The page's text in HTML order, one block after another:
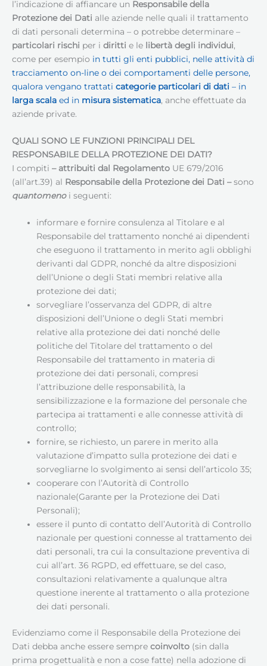
l’indicazione di affiancare un Responsabile della
Protezione dei Dati alle aziende nelle quali il trattamento
di dati personali determina – o potrebbe determinare –
particolari rischi per i diritti e le libertà degli individui,
come per esempio in tutti gli enti pubblici, nelle attività di
tracciamento on-line o dei comportamenti delle persone,
qualora vengano trattati categorie particolari di dati – in
larga scala ed in misura sistematica, anche effettuate da
aziende private.
QUALI SONO LE FUNZIONI PRINCIPALI DEL
RESPONSABILE DELLA PROTEZIONE DEI DATI?
I compiti – attribuiti dal Regolamento UE 679/2016
(all’art.39) al Responsabile della Protezione dei Dati –sono
quantomenoi seguenti:
informare e fornire consulenza al Titolare e al
Responsabile del trattamento nonché ai dipendenti
che eseguono il trattamento in merito agli obblighi
derivanti dal GDPR, nonché da altre disposizioni
dell’Unione o degli Stati membri relative alla
protezione dei dati;
sorvegliare l’osservanza del GDPR, di altre
disposizioni dell’Unione o degli Stati membri
relative alla protezione dei dati nonché delle
politiche del Titolare del trattamento o del
Responsabile del trattamento in materia di
protezione dei dati personali, compresi
l’attribuzione delle responsabilità, la
sensibilizzazione e la formazione del personale che
partecipa ai trattamenti e alle connesse attività di
controllo;
fornire, se richiesto, un parere in merito alla
valutazione d’impatto sulla protezione dei dati e
sorvegliarne lo svolgimento ai sensi dell’articolo 35;
cooperare con l’Autorità di Controllo
nazionale(Garante per la Protezione dei Dati
Personali);
essere il punto di contatto dell’Autorità di Controllo
nazionale per questioni connesse al trattamento dei
dati personali, tra cui la consultazione preventiva di
cui all’art. 36 RGPD, ed effettuare, se del caso,
consultazioni relativamente a qualunque altra
questione inerente al trattamento o alla protezione
dei dati personali.
Evidenziamo come il Responsabile della Protezione dei
Dati debba anche essere sempre coinvolto (sin dalla
prima progettualità e non a cose fatte) nella adozione di